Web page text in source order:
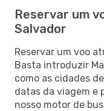
Reservar um
Salvador
Reservar um voo
Basta introduzir
como as cidades
datas da viagem e
nosso motor de